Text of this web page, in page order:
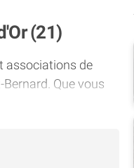
(21)
associations de
Que vous